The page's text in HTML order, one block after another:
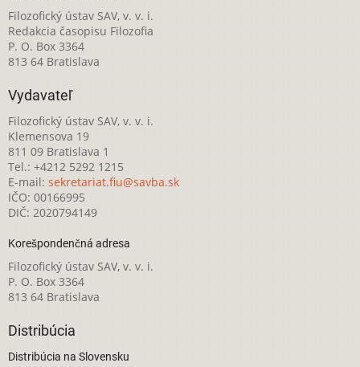
Filozofický ústav SAV, v. v. i.
Redakcia časopisu Filozofia
P. O. Box 3364
813 64 Bratislava
Vydavateľ
Filozofický ústav SAV, v. v. i.
Klemensova 19
811 09 Bratislava 1
Tel.: +4212 5292 1215
E-mail: sekretariat.fiu@savba.sk
IČO: 00166995
DIČ: 2020794149
Korešpondenčná adresa
Filozofický ústav SAV, v. v. i.
P. O. Box 3364
813 64 Bratislava
Distribúcia
Distribúcia na Slovensku